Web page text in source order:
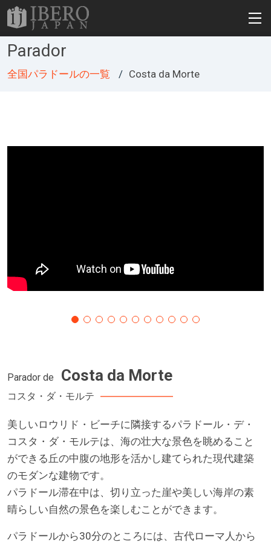
Parador
全国パラドールの一覧 Costa da Morte
Parador de Costa da Morte
コスタ・ダ・モルテ
美しいロウリド・ビーチに隣接するパラドール・デ・
コスタ・ダ・モルテは、海の壮大な景色を眺めること
ができる丘の中腹の地形を活かし建てられた現代建築
のモダンな建物です。
パラドール滞在中は、切り立った崖や美しい海岸の素
晴らしい自然の景色を楽しむことができます。
パラドールから30分のところには、古代ローマ人から